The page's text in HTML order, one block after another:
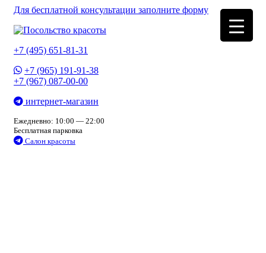
Для бесплатной консультации заполните форму
+7 (495) 651-81-31
+7 (965) 191-91-38
+7 (967) 087-00-00
интернет-магазин
Ежедневно: 10:00 — 22:00
Бесплатная парковка
Салон красоты